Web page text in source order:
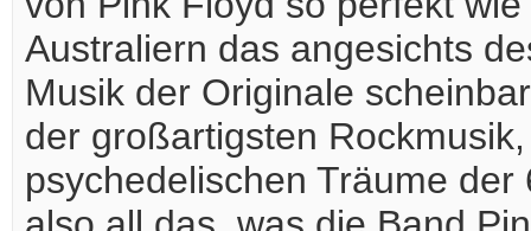
Australiern das angesichts
Musik der Originale
der großartigsten
psychedelischen Träume